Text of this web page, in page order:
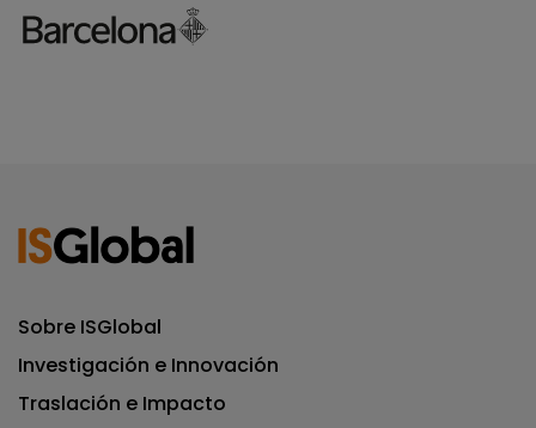
Sobre ISGlobal
Investigación e Innovación
Traslación e Impacto